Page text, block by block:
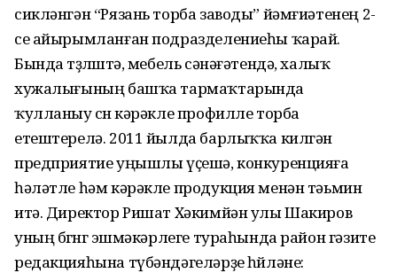
сикләнгән “Рязань торба заводы” йәмғиәтенең 2-
се айырымланған подразделениеһы ҡарай.
Бында төҙөлөштә, мебель сәнәғәтендә, халыҡ
хужалығының башҡа тармаҡтарында
ҡулланыу өсөн кәрәкле профилле торба
етештерелә. 2011 йылда барлыҡҡа килгән
предприятие уңышлы үҫешә, конкуренцияға
һәләтле һәм кәрәкле продукция менән тәьмин
итә. Директор Ришат Хәкимйән улы Шакиров
уның бөгөнгө эшмәкәрлеге тураһында район гәзите
редакцияһына түбәндәгеләрҙе һөйләне: